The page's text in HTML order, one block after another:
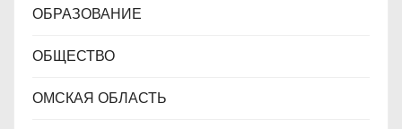
ОБРАЗОВАНИЕ
ОБЩЕСТВО
ОМСКАЯ ОБЛАСТЬ